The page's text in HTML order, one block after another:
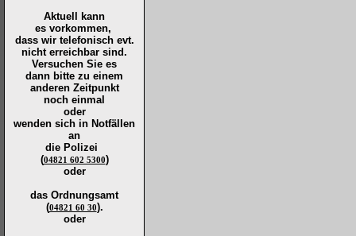
Aktuell kann
es vorkommen,
dass wir telefonisch evt.
nicht erreichbar sind.
Versuchen Sie es
dann bitte zu einem
anderen Zeitpunkt
noch einmal
oder
wenden sich in Notfällen
an
die Polizei
(04821 602 5300)
oder
das Ordnungsamt
(04821 60 30).
oder